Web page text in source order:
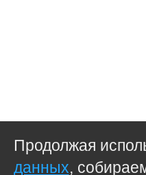
Продолжая
данных,